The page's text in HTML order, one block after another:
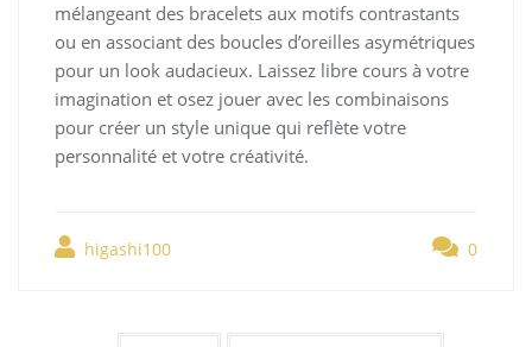
mélangeant des bracelets aux motifs contrastants
ou en associant des boucles d’oreilles asymétriques
pour un look audacieux. Laissez libre cours à votre
imagination et osez jouer avec les combinaisons
pour créer un style unique qui reflète votre
personnalité et votre créativité.
higashi100 0